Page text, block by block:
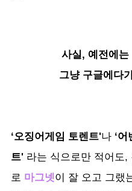
사실, 예전에는
그냥 구글에다
‘오징어게임 토렌트'나 ‘
트' 라는 식으로만 적어도,
로 마그넷이 잘 오고 그랬